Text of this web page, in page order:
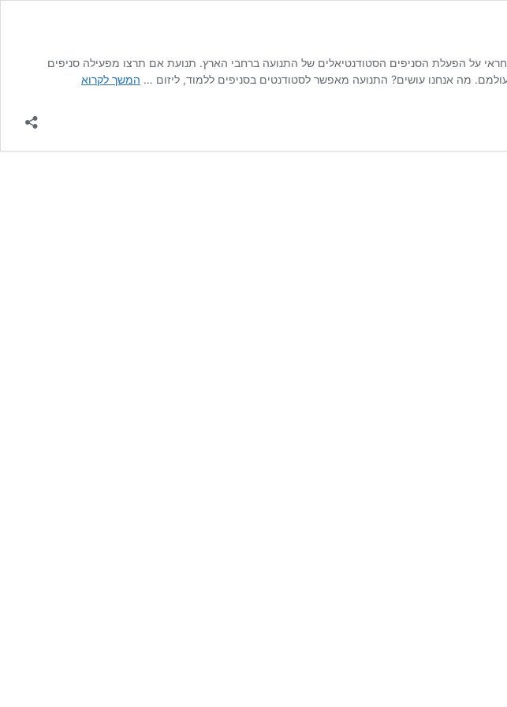
על הפעלת הסניפים הסטודנטיאלים של התנועה ברחבי הארץ. תנועת אם תרצו מפעילה סניפים
מה אנחנו עושים? התנועה מאפשר לסטודנטים בסניפים ללמוד, ליזום … המשך לקרוא